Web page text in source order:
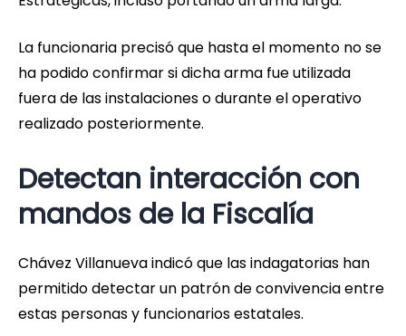
La funcionaria precisó que hasta el momento no se
ha podido confirmar si dicha arma fue utilizada
fuera de las instalaciones o durante el operativo
realizado posteriormente.
Detectan interacción con
mandos de la Fiscalía
Chávez Villanueva indicó que las indagatorias han
permitido detectar un patrón de convivencia entre
estas personas y funcionarios estatales.